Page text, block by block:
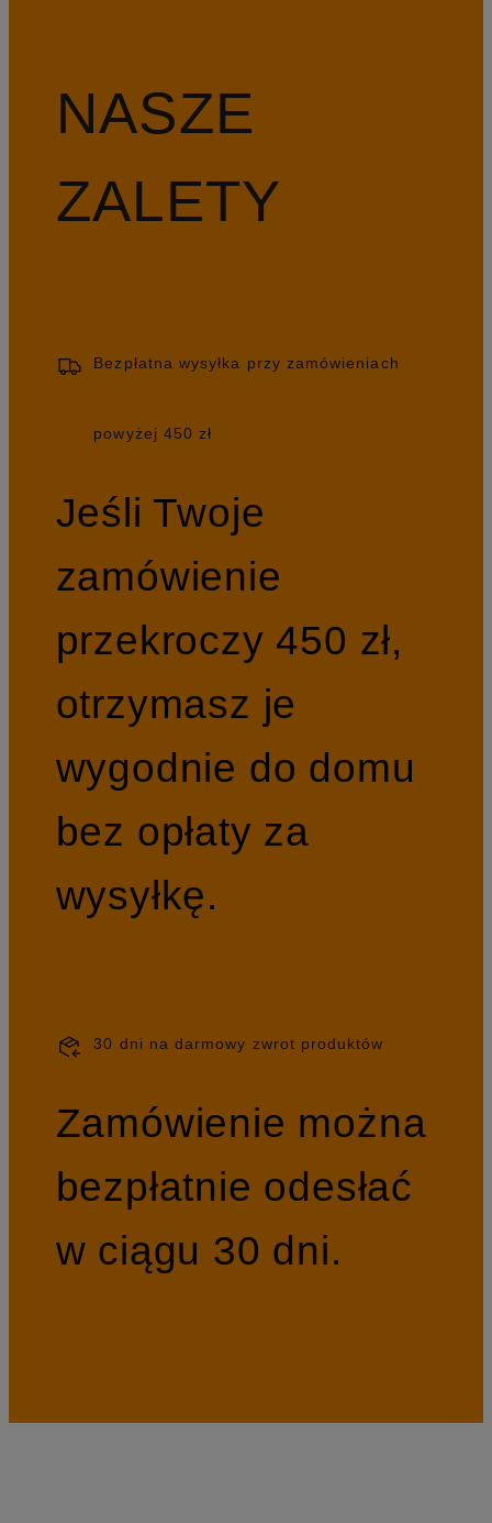
NASZE
ZALETY
Bezpłatna wysyłka przy zamówieniach
powyżej 450 zł
Jeśli Twoje
zamówienie
przekroczy 450 zł,
otrzymasz je
wygodnie do domu
bez opłaty za
wysyłkę.
30 dni na darmowy zwrot produktów
Zamówienie można
bezpłatnie odesłać
w ciągu 30 dni.